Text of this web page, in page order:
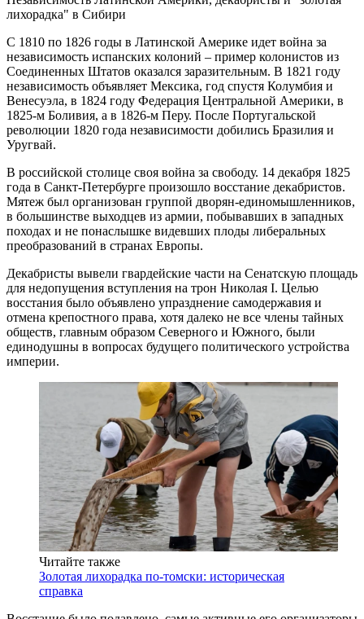
лихорадка" в Сибири
С 1810 по 1826 годы в Латинской Америке идет война за
независимость испанских колоний – пример колонистов из
Соединенных Штатов оказался заразительным. В 1821 году
независимость объявляет Мексика, год спустя Колумбия и
Венесуэла, в 1824 году Федерация Центральной Америки, в
1825-м Боливия, а в 1826-м Перу. После Португальской
революции 1820 года независимости добились Бразилия и
Уругвай.
В российской столице своя война за свободу. 14 декабря 1825
года в Санкт-Петербурге произошло восстание декабристов.
Мятеж был организован группой дворян-единомышленников,
в большинстве выходцев из армии, побывавших в западных
походах и не понаслышке видевших плоды либеральных
преобразований в странах Европы.
Декабристы вывели гвардейские части на Сенатскую площадь
для недопущения вступления на трон Николая I. Целью
восстания было объявлено упразднение самодержавия и
отмена крепостного права, хотя далеко не все члены тайных
обществ, главным образом Северного и Южного, были
единодушны в вопросах будущего политического устройства
империи.
Читайте также
Золотая лихорадка по-томски: историческая
справка